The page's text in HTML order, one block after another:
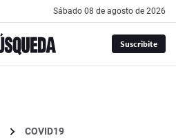
sábado 08 de agosto de 2026
Suscribite
COVID19